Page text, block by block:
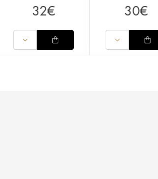
32€ 30€